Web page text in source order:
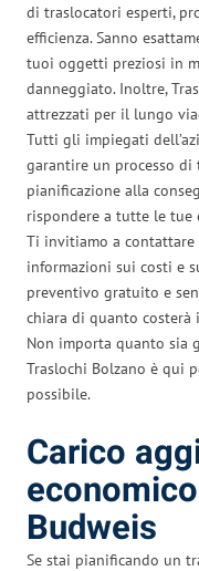
di traslocatori esperti,
efficienza. Sanno
tuoi oggetti preziosi in
danneggiato. Inoltre,
attrezzati per il lungo
Tutti gli impiegati
garantire un processo di
pianificazione alla
rispondere a tutte le tue
Ti invitiamo a
informazioni sui costi e
preventivo gratuito e
chiara di quanto costerà
Non importa quanto sia
Traslochi Bolzano è qui
possibile.
Carico
Budweis
Se stai pianificando un